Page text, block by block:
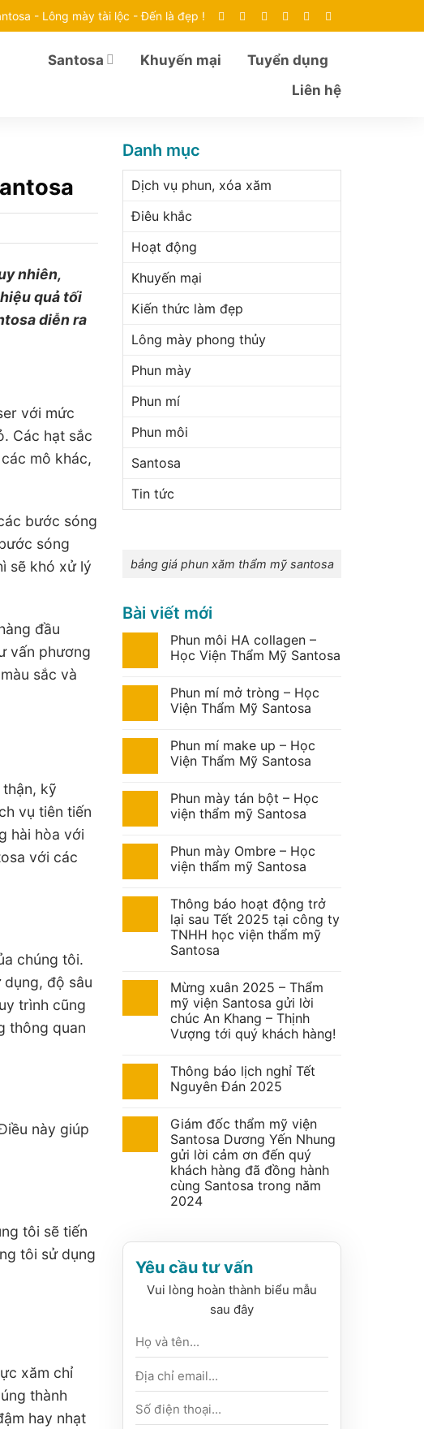
- Lông mày tài lộc - Đến là đẹp !
Santosa Khuyến mại
Tuyển dụng
Liên hệ
nhiên,
quả tối
diễn ra
với mức
Các hạt sắc
mô khác,
bước sóng
sóng
sẽ khó xử lý
đầu
vấn phương
sắc và
kỹ
vụ tiên tiến
hài hòa với
với các
chúng tôi.
độ sâu
trình cũng
thông quan
này giúp
tôi sẽ tiến
tôi sử dụng
xăm chỉ
thành
hay nhạt
Danh mục
Dịch vụ phun, xóa xăm
Điêu khắc
Hoạt động
Khuyến mại
Kiến thức làm đẹp
Lông mày phong thủy
Phun mày
Phun mí
Phun môi
Santosa
Tin tức
bảng giá phun xăm thẩm mỹ santosa
Bài viết mới
Phun môi HA collagen –
Học Viện Thẩm Mỹ Santosa
Phun mí mở tròng – Học
Viện Thẩm Mỹ Santosa
Phun mí make up – Học
Viện Thẩm Mỹ Santosa
Phun mày tán bột – Học
viện thẩm mỹ Santosa
Phun mày Ombre – Học
viện thẩm mỹ Santosa
Thông báo hoạt động trở
lại sau Tết 2025 tại công ty
TNHH học viện thẩm mỹ
Santosa
Mừng xuân 2025 – Thẩm
mỹ viện Santosa gửi lời
chúc An Khang – Thịnh
Vượng tới quý khách hàng!
Thông báo lịch nghỉ Tết
Nguyên Đán 2025
Giám đốc thẩm mỹ viện
Santosa Dương Yến Nhung
gửi lời cảm ơn đến quý
khách hàng đã đồng hành
cùng Santosa trong năm
2024
Yêu cầu tư vấn
Vui lòng hoàn thành biểu mẫu
sau đây